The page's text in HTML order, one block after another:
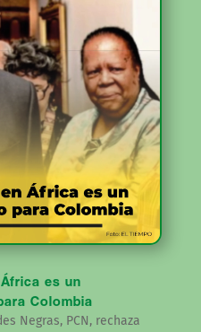
es un
Colombia
Negras, PCN, rechaza